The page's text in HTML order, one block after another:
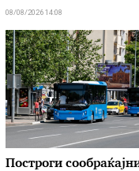
08/08/2026 14:08
Построги